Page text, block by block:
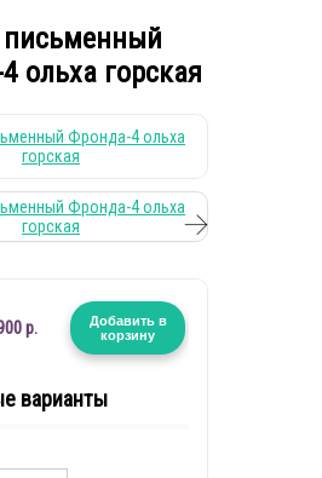
письменный
ольха горская
р.
Добавить в
корзину
варианты